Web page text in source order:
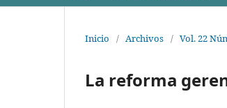
Inicio / Archivos / Vol. 22
La reforma